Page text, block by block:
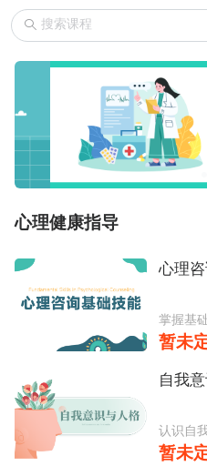
心理健康指导
心理
暂未
自我
暂未